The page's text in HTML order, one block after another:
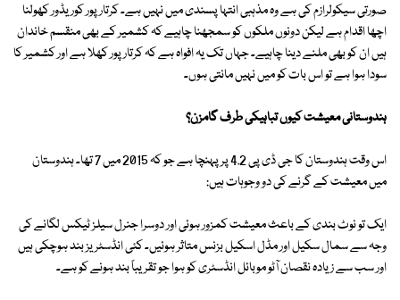
صورتی سیکولرازم کی ہے وہ مذہبی انتہا پسندی میں نہیں ہے۔ کرتارپور کوریڈور کھولنا
اچھا اقدام ہے لیکن دونوں ملکوں کو سمجھنا چاہیے کہ کشمیر کے بھی منقسم خاندان
ہیں ان کو بھی ملنے دینا چاہیے۔ جہاں تک یہ افواہ ہے کہ کرتارپور کھلا ہے اور کشمیر کا
سودا ہوا ہے تو اس بات کو میں نہیں مانتی ہوں۔
ہندوستانی معیشت کیوں تباہیکی طرف گامزن؟
اس وقت ہندوستان کا جی ڈی پی 4.2 پر پہنچا ہے جو کہ 2015 میں 7 تھا۔ ہندوستان
میں معیشت کے گرنے کی دو وجوہات ہیں:
ایک تو نوٹ بندی کے باعث معیشت کمزور ہوئی اور دوسرا جنرل سیلز ٹیکس لگانے کی
وجہ سے سمال سکیل اور مڈل اسکیل بزنس متاثر ہوئیں۔ کئی انڈسٹریز بند ہوچکی ہیں
اور سب سے زیادہ نقصان آٹو موبائل انڈسٹری کو ہوا جو تقریباً بند ہونے کو ہے۔